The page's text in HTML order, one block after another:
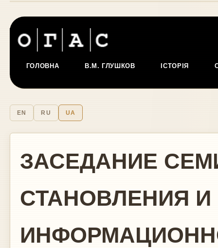
ГОЛОВНА В.М. ГЛУШКОВ ІСТОРІЯ
EN RU UA
ЗАСЕДАНИЕ
СТАНОВЛЕНИЯ И